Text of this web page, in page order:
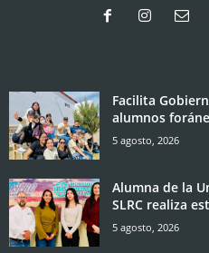
Facilita
alumnos
5 agosto, 2026
Alumna de la
SLRC realiza
5 agosto, 2026